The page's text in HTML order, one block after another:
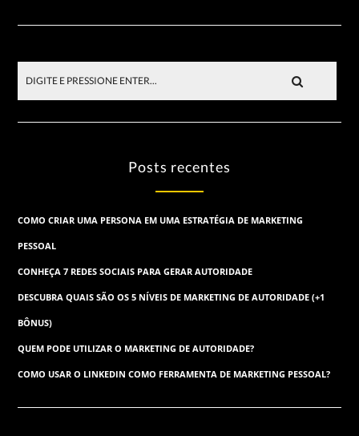
Posts recentes
COMO CRIAR UMA PERSONA EM UMA ESTRATÉGIA DE MARKETING
PESSOAL
CONHEÇA 7 REDES SOCIAIS PARA GERAR AUTORIDADE
DESCUBRA QUAIS SÃO OS 5 NÍVEIS DE MARKETING DE AUTORIDADE (+1
BÔNUS)
QUEM PODE UTILIZAR O MARKETING DE AUTORIDADE?
COMO USAR O LINKEDIN COMO FERRAMENTA DE MARKETING PESSOAL?